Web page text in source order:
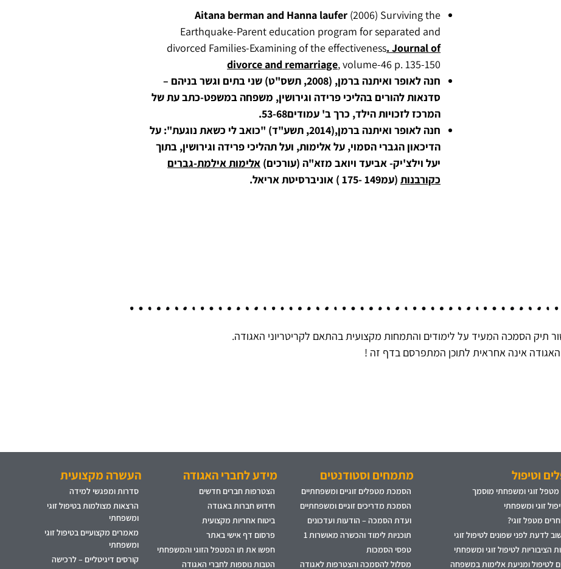
Aitana berman and Hanna laufer (2006) Surviving the
Earthquake-Parent education program for separated and
divorced Families-Examining of the effectiveness. Journal of
divorce and remarriage,volume-46 p. 135-150
חנה לאופר ואיתנה ברמן, (2008, תשס"ט) שני בתים וגשר בניהם –
סדנאות להורים בהליכי פרידה וגירושין, משפחה במשפט-כתב עת של
המרכז לזכויות הילד, כרך ב' עמודים53-68.
חנה לאופר ואיתנה ברמן,(2014, תשע"ד) "כואב לי כשאת נוגעת": על
הדיכאון הגברי הסמוי, על אלימות, ועל תהליכי פרידה וגירושין, בתוך
יעל וילצ'יק- אביעד ויואב מזא"ה (עורכים) אלימות אילמת-גברים
כקורבנות (עמ149 -175 ) אוניברסיטת אריאל.
תיק הסמכה המעיד על לימודים והתמחות מקצועית בהתאם לקריטריוני האגודה.
האגודה אינה אחראית לתוכן המתפרסם בדף זה !
וטיפול
מטפל זוגי ומשפחתי מוסמך
זוגי ומשפחתי
מטפל זוגי?
לדעת לפני שפונים לטיפול זוגי
הציבוריות לטיפול זוגי ומשפחתי
לטיפול ומניעת אלימות במשפחה
מתמחים וסטודנטים
הסמכת מטפלים זוגיים ומשפחתיים
הסמכת מדריכים זוגיים ומשפחתיים
ועדת הסמכה – הודעות ועדכונים
תוכניות לימוד והכשרה מאושרות 1
טפסי הסמכות
מסלול להסמכה והצטרפות לאגודה
מידע לחברי האגודה
הצטרפות חברים חדשים
חידוש חברות באגודה
ביטוח אחריות מקצועית
פרסום דף אישי באתר
חפשו את תו המטפל הזוגי והמשפחתי
הטבות נוספות לחברי האגודה
העשרה מקצועית
סדרות ומפגשי למידה
הרצאות מצולמות בטיפול זוגי
ומשפחתי
מאמרים מקצועיים בטיפול זוגי
ומשפחתי
קורסים דיגיטליים – לרכישה